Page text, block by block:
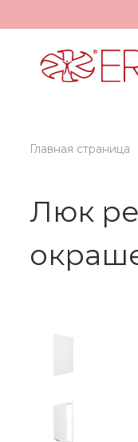
Главная страница
Люк